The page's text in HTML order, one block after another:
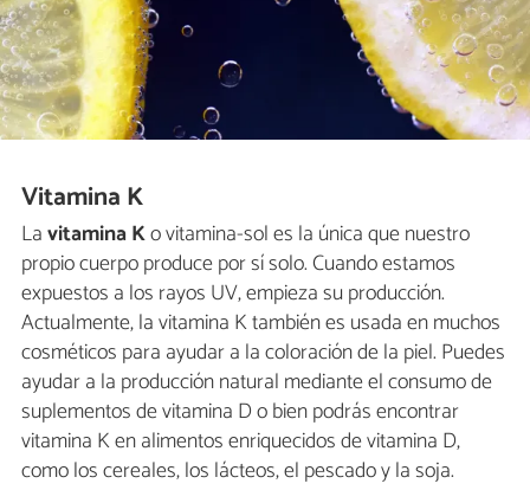
Vitamina K
Lavitamina Ko vitamina-sol es la única que nuestro
propio cuerpo produce por sí solo. Cuando estamos
expuestos a los rayos UV, empieza su producción.
Actualmente, la vitamina K también es usada en muchos
cosméticos para ayudar a la coloración de la piel. Puedes
ayudar a la producción natural mediante el consumo de
suplementos de vitamina D o bien podrás encontrar
vitamina K en alimentos enriquecidos de vitamina D,
como los cereales, los lácteos, el pescado y la soja.